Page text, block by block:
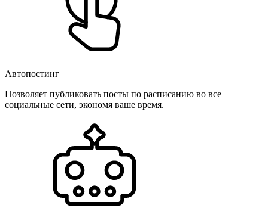
Автопостинг
Позволяет публиковать посты по расписанию во все
социальные сети, экономя ваше время.